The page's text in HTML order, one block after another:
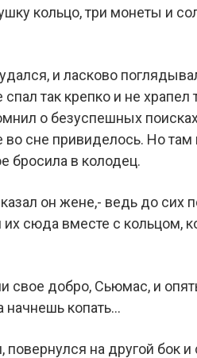
кольцо, три монеты и
и ласково
так крепко и не
о безуспешных
во сне привиделось. Но
бросила в колодец.
он жене,- ведь до сих
сюда вместе с кольцом,
добро, Сьюмас, и
начнешь копать…
повернулся на другой бок